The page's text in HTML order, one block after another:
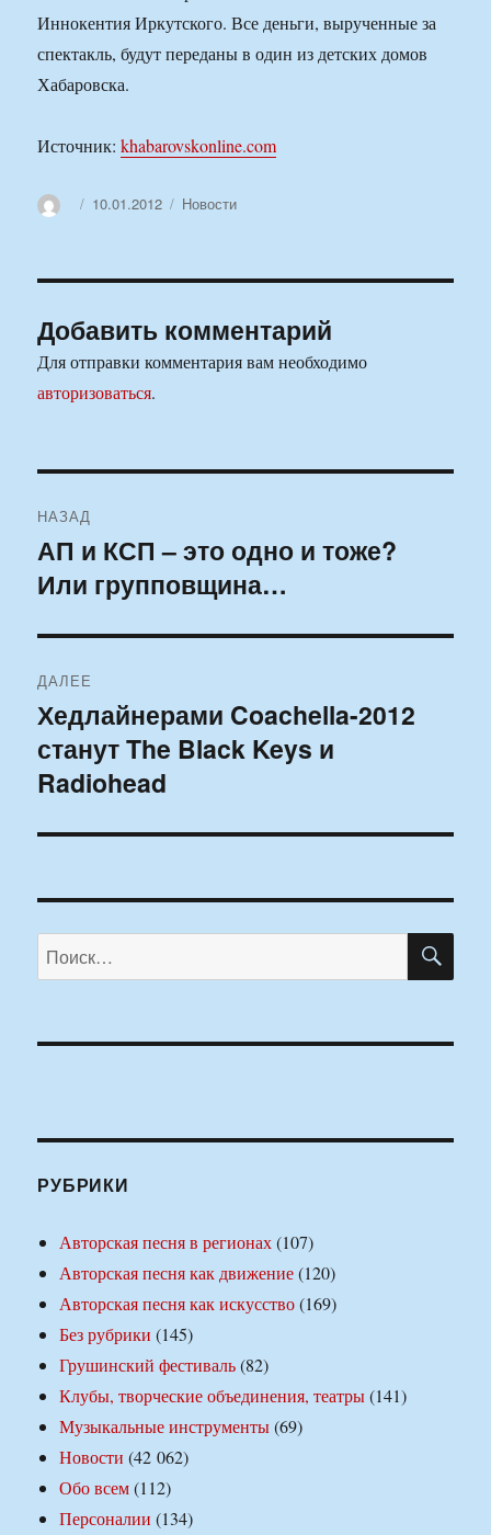
Иннокентия Иркутского. Все деньги, вырученные за
спектакль, будут переданы в один из детских домов
Хабаровска.
Источник:khabarovskonline.com
АвторОпубликовано
10.01.2012 Рубрики
Новости
Добавить комментарий
Для отправки комментария вам необходимо
авторизоваться.
по
записям
НАЗАД
Предыдущая
запись:
АП и КСП – это одно и тоже?
Или групповщина…
ДАЛЕЕ
Следующая
запись:
Хедлайнерами Coachella-2012
станут The Black Keys и
Radiohead
Искать:
РУБРИКИ
Авторская песня в регионах(107)
Авторская песня как движение(120)
Авторская песня как искусство(169)
Без рубрики (145)
Грушинский фестиваль(82)
Клубы, творческие объединения, театры(141)
Музыкальные инструменты(69)
Новости (42 062)
Обо всем(112)
Персоналии (134)